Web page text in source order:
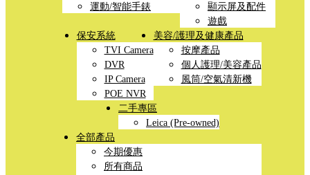
運動/智能手錶
顯示屏及配件
遊戲
保安系統
TVI Camera
DVR
IP Camera
POE NVR
美容/護理及健康產品
按摩產品
個人護理/美容產品
風筒/空氣清新機
二手專區
Leica (Pre-owned)
全部產品
今期優惠
所有商品